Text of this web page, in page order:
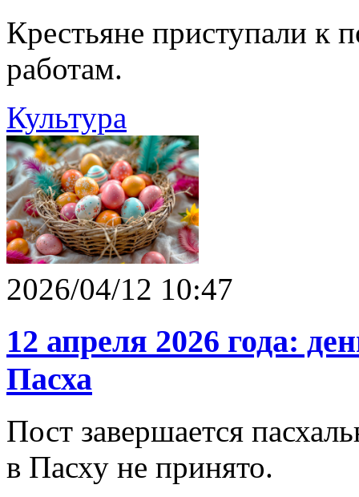
Крестьяне приступали к
работам.
Культура
2026/04/12 10:47
12 апреля 2026 года:
Пасха
Пост завершается
в Пасху не принято.